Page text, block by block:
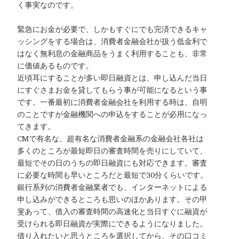
く事実なのです。
緊急にお金が必要で、しかもすぐにでも完済できるキャ
ッシングをする場合は、消費者金融会社が扱う低金利で
はなく無利息の金融商品をうまく利用することも、非常
に価値あるものです。
近頃耳にすることが多い即日融資とは、申し込んだ当日
にすぐさまお金を貸してもらう事が可能になるという事
です。一番最初に消費者金融会社を利用する時は、自明
のことですが金融機関への申込をすることが必用になっ
てきます。
CMで有名な、超有名な消費者金融系の金融会社各社は
多くのところが最短即日の審査時間を売りにしていて、
最短でその日のうちの即日融資にも対応できます。審査
に必要な時間も早いところだと最短で30分くらいです。
銀行系列の消費者金融業者でも、インターネットによる
申し込みができるところも思いのほかあります。その甲
斐あって、借入の審査時間の高速化と当日すぐに融資が
受けられる即日融資が実際にできるようになりました。
借り入れたいと思うところを選択してから、その口コミ